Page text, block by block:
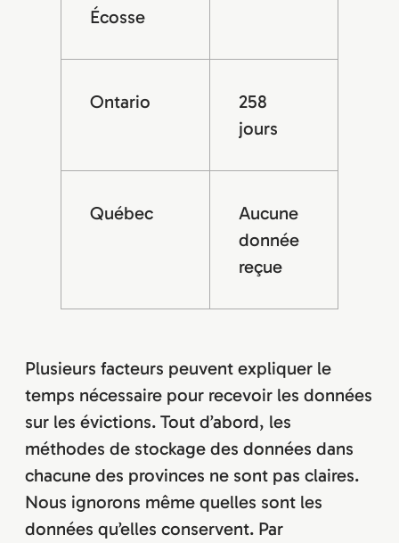
Écosse
Ontario
258
jours
Québec
Aucune
donnée
reçue
Plusieurs facteurs peuvent expliquer le
temps nécessaire pour recevoir les données
sur les évictions. Tout d’abord, les
méthodes de stockage des données dans
chacune des provinces ne sont pas claires.
Nous ignorons même quelles sont les
données qu’elles conservent. Par